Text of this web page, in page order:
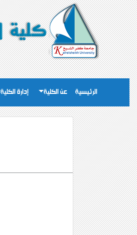
الرئيسية عن الكلية إدارة الكلية